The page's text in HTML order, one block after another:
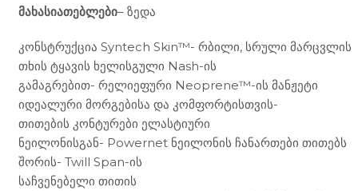
მახასიათებლები– ზედა
კონსტრუქცია Syntech Skin™- რბილი, სრული მარცვლის
თხის ტყავის ხელისგული Nash-ის
გამაგრებით- რელიეფური Neoprene™-ის მანჟეტი
იდეალური მორგებისა და კომფორტისთვის-
თითების კონტურები ელასტიური
ნეილონისგან- Powernet ნეილონის ჩანართები თითებს
შორის- Twill Span-ის
საჩვენებელი თითის